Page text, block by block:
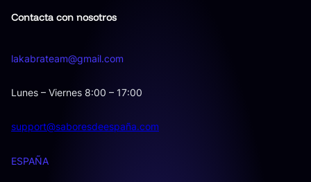
Contacta con nosotros
lakabrateam@gmail.com
Lunes – Viernes 8:00 – 17:00
support@saboresdeespaña.com
ESPAÑA